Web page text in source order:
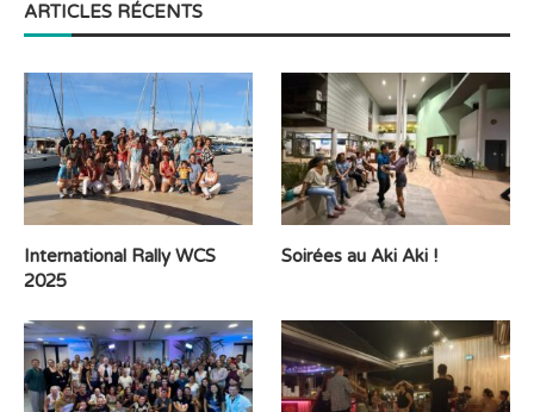
ARTICLES RÉCENTS
International Rally WCS
2025
Soirées au Aki Aki !